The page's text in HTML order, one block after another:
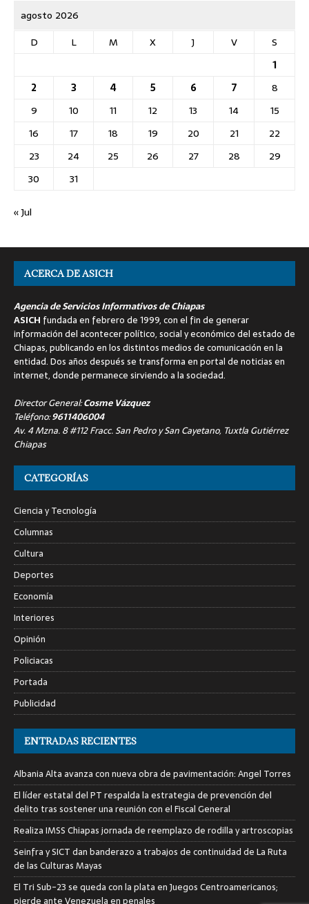
agosto 2026
D
L M X J V
S
1
2
3 4 5 6 7
8
9
10 11 12 13 14
15
16
17 18 19 20 21
22
23
24 25 26 27 28
29
30
31
« Jul
ACERCA DE ASICH
Agencia de Servicios Informativos de Chiapas
ASICH fundada en febrero de 1999, con el fin de generar
información del acontecer político, social y económico del estado de
Chiapas, publicando en los distintos medios de comunicación en la
entidad. Dos años después se transforma en portal de noticias en
internet, donde permanece sirviendo a la sociedad.
Director General:Cosme Vázquez
Teléfono:9611406004
Av. 4 Mzna. 8 #112 Fracc. San Pedro y San Cayetano, Tuxtla Gutiérrez
Chiapas
CATEGORÍAS
Ciencia y Tecnología
Columnas
Cultura
Deportes
Economía
Interiores
Opinión
Policiacas
Portada
Publicidad
ENTRADAS RECIENTES
Albania Alta avanza con nueva obra de pavimentación: Angel Torres
El líder estatal del PT respalda la estrategia de prevención del
delito tras sostener una reunión con el Fiscal General
Realiza IMSS Chiapas jornada de reemplazo de rodilla y artroscopias
Seinfra y SICT dan banderazo a trabajos de continuidad de La Ruta
de las Culturas Mayas
El Tri Sub-23 se queda con la plata en Juegos Centroamericanos;
pierde ante Venezuela en penales